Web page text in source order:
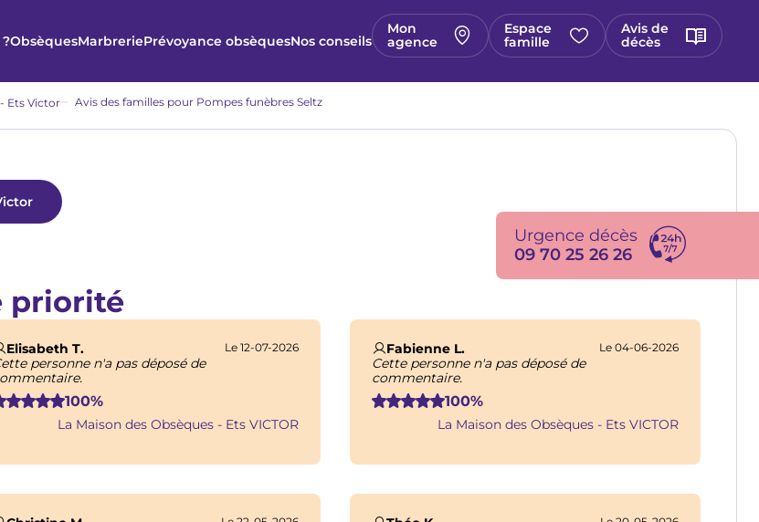
ObsèquesMarbreriePrévoyance obsèquesNos conseils
Mon
agence
Espace
famille
Avis de
décès
Urgence décès
09 70 25 26 26
Ets Victor Avis des familles pour Pompes funèbres Seltz
priorité
Elisabeth T. Le 12-07-2026
personne n'a pas déposé de
100%
La Maison des Obsèques - Ets VICTOR
Fabienne L. Le 04-06-2026
Cette personne n'a pas déposé de
commentaire.
100%
La Maison des Obsèques - Ets VICTOR